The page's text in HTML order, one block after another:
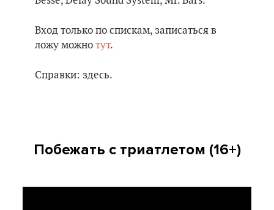
Вход только по спискам, записаться в
ложу можно тут.
Справки: здесь.
Побежать с триатлетом (16+)